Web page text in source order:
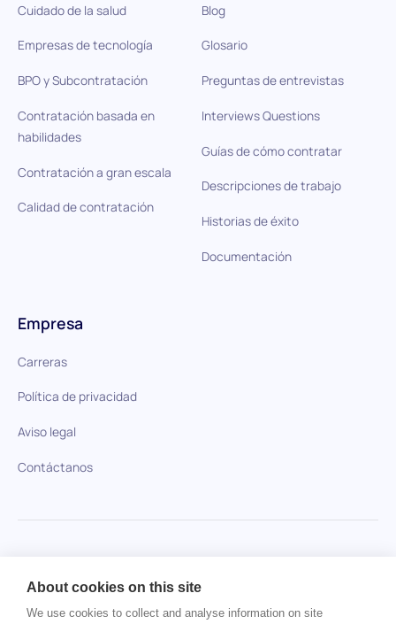
Cuidado de la salud
Empresas de tecnología
BPO y Subcontratación
Contratación basada en
habilidades
Contratación a gran escala
Calidad de contratación
Blog
Glosario
Preguntas de entrevistas
Interviews Questions
Guías de cómo contratar
Descripciones de trabajo
Historias de éxito
Documentación
Empresa
Carreras
Política de privacidad
Aviso legal
Contáctanos
No se ha encontrado ningún artículo.
About cookies on this site
We use cookies to collect and analyse information on site